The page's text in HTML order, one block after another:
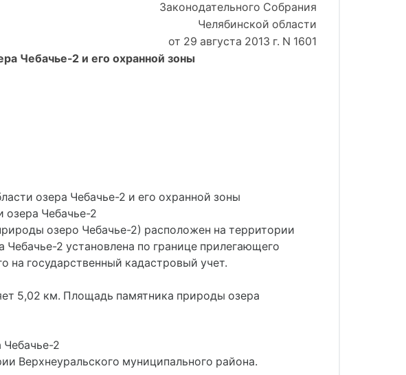
Законодательного Собрания
Челябинской области
от 29 августа 2013 г. N 1601
Чебачье-2 и его охранной зоны
озера Чебачье-2 и его охранной зоны
озера Чебачье-2
озеро Чебачье-2) расположен на территории
2 установлена по границе прилегающего
на государственный кадастровый учет.
5,02 км. Площадь памятника природы озера
2
Верхнеуральского муниципального района.